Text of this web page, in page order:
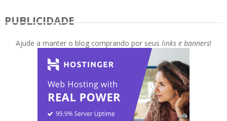
PUBLICIDADE
Ajude a manter o blog comprando por seus links e banners!